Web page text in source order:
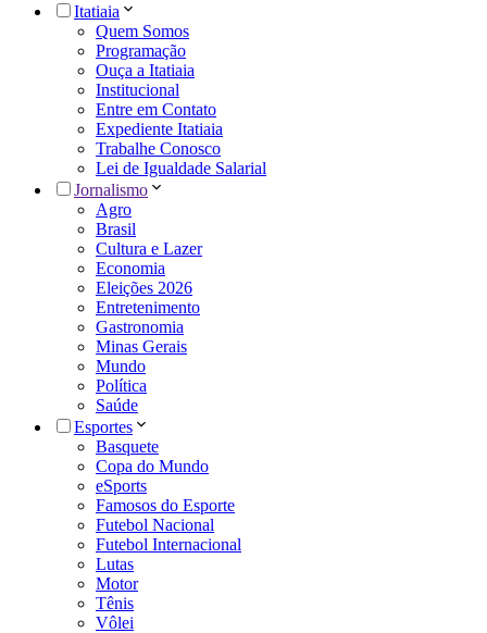
Itatiaia
Quem Somos
Programação
Ouça a Itatiaia
Institucional
Entre em Contato
Expediente Itatiaia
Trabalhe Conosco
Lei de Igualdade Salarial
Jornalismo
Agro
Brasil
Cultura e Lazer
Economia
Eleições 2026
Entretenimento
Gastronomia
Minas Gerais
Mundo
Política
Saúde
Esportes
Basquete
Copa do Mundo
eSports
Famosos do Esporte
Futebol Nacional
Futebol Internacional
Lutas
Motor
Tênis
Vôlei